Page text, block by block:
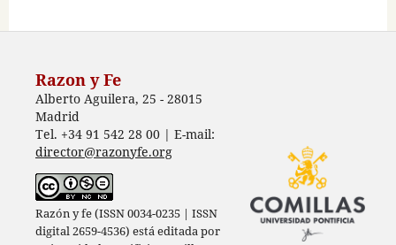
Razon y Fe
Alberto Aguilera, 25 - 28015
Madrid
Tel. +34 91 542 28 00 | E-mail:
director@razonyfe.org
Razón y fe (ISSN 0034-0235 | ISSN
digital 2659-4536) está editada por